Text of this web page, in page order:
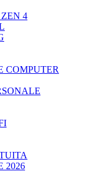
4
COMPUTER
2026